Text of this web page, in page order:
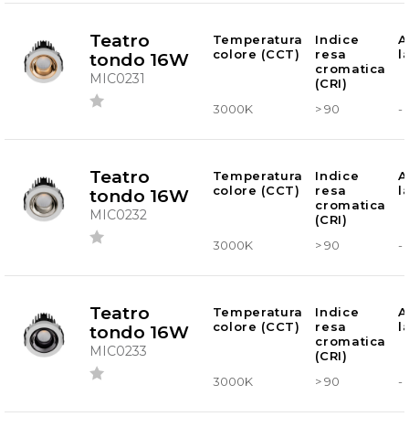
Teatro
tondo 16W
MIC0231
Temperatura
colore (CCT)
Indice
resa
cromatica
(CRI)
3000K > 90 -
Teatro
tondo 16W
MIC0232
Temperatura
colore (CCT)
Indice
resa
cromatica
(CRI)
3000K > 90 -
Teatro
tondo 16W
MIC0233
Temperatura
colore (CCT)
Indice
resa
cromatica
(CRI)
3000K > 90 -